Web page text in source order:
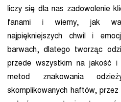
liczy się dla nas zadowolenie
fanami i wiemy, jak
najpiękniejszych chwil i
barwach, dlatego tworząc
przede wszystkim na jakość i
metod znakowania
skomplikowanych haftów,